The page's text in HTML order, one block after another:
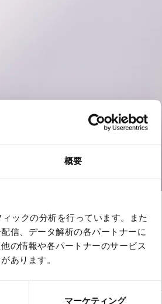
概要
ックの分析を行っています。また
信、データ解析の各パートナーに
の情報や各パートナーのサービス
あります。
マーケティング